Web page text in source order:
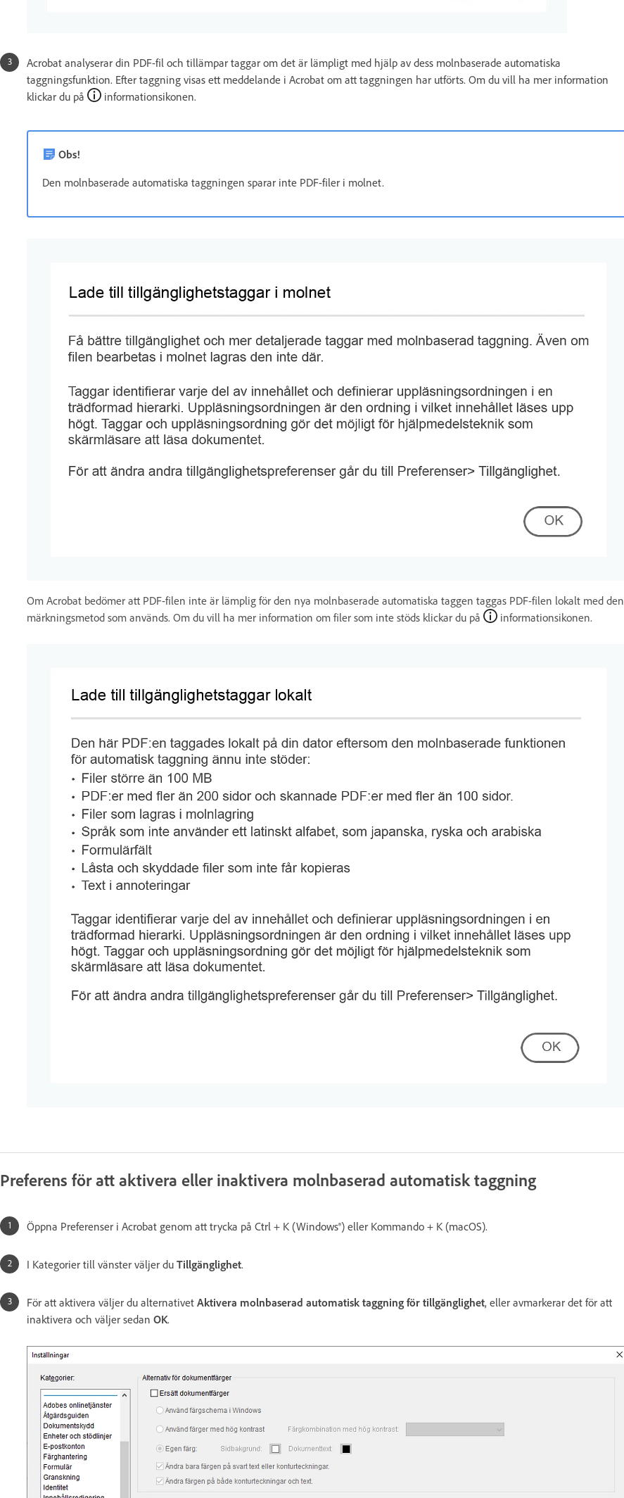
Acrobat analyserar din PDF-fil och tillämpar taggar om det är lämpligt med hjälp av dess molnbaserade automatiska
taggningsfunktion. Efter taggning visas ett meddelande i Acrobat om att taggningen har utförts. Om du vill ha mer information
klickar du på
informationsikonen.
Obs!
Den molnbaserade automatiska taggningen sparar inte PDF-filer i molnet.
Om Acrobat bedömer att PDF-filen inte är lämplig för den nya molnbaserade automatiska taggen taggas PDF-filen lokalt med den
märkningsmetod som används. Om du vill ha mer information om filer som inte stöds klickar du på
informationsikonen.
Preferens för att aktivera eller inaktivera molnbaserad automatisk taggning
Öppna Preferenser i Acrobat genom att trycka på Ctrl + K (Windows®) eller Kommando + K (macOS).
I Kategorier till vänster väljer du Tillgänglighet.
För att aktivera väljer du alternativet Aktivera molnbaserad automatisk taggning för tillgänglighet, eller avmarkerar det för att
inaktivera och väljer sedan OK.